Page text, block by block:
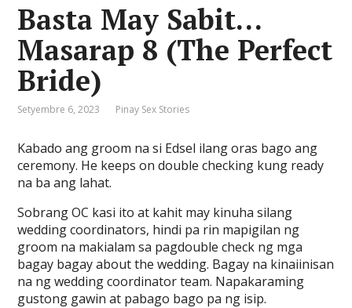
Basta May Sabit…
Masarap 8 (The Perfect
Bride)
Setyembre 6, 2023 Pinay Sex Stories
Kabado ang groom na si Edsel ilang oras bago ang
ceremony. He keeps on double checking kung ready
na ba ang lahat.
Sobrang OC kasi ito at kahit may kinuha silang
wedding coordinators, hindi pa rin mapigilan ng
groom na makialam sa pagdouble check ng mga
bagay bagay about the wedding. Bagay na kinaiinisan
na ng wedding coordinator team. Napakaraming
gustong gawin at pabago bago pa ng isip.